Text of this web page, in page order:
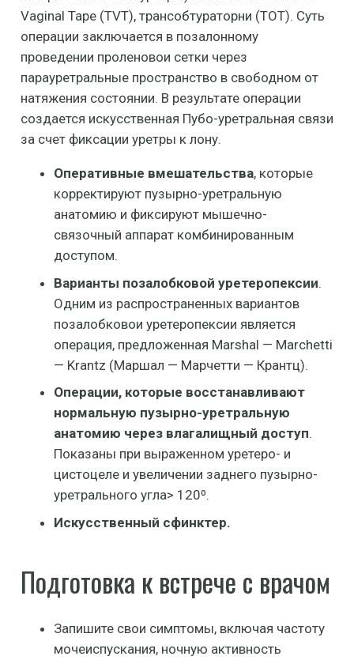
Vaginal Tape (TVT), трансобтураторни (TOT). Суть
операции заключается в позалонному
проведении проленовои сетки через
парауретральные пространство в свободном от
натяжения состоянии. В результате операции
создается искусственная Пубо-уретральная связи
за счет фиксации уретры к лону.
Оперативные вмешательства, которые
корректируют пузырно-уретральную
анатомию и фиксируют мышечно-
связочный аппарат комбинированным
доступом.
Варианты позалобковой уретеропексии.
Одним из распространенных вариантов
позалобковои уретеропексии является
операция, предложенная Marshal — Marchetti
— Krantz (Маршал — Марчетти — Крантц).
Операции, которые восстанавливают
нормальную пузырно-уретральную
анатомию через влагалищный доступ.
Показаны при выраженном уретеро- и
цистоцеле и увеличении заднего пузырно-
уретрального угла> 120⁰.
Искусственный сфинктер.
Подготовка к встрече с врачом
Запишите свои симптомы, включая частоту
мочеиспускания, ночную активность